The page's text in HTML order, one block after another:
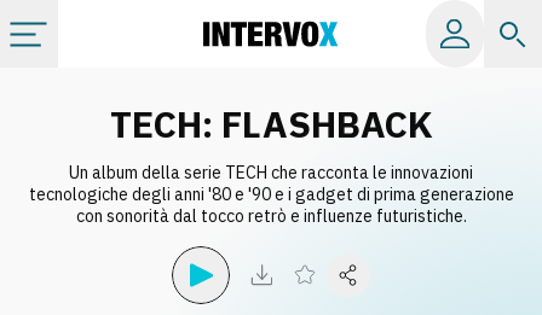
Album
TECH: FLASHBACK
Un album della serie TECH che racconta le innovazioni
tecnologiche degli anni '80 e '90 e i gadget di prima generazione
con sonorità dal tocco retrò e influenze futuristiche.